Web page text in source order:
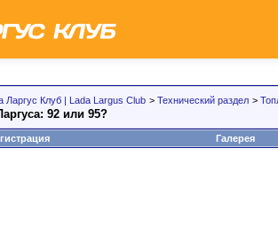
Клуб | Lada Largus Club > Технический раздел >
92 или 95?
Галерея